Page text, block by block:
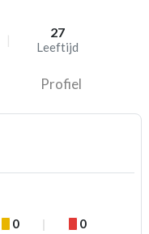
27
Leeftijd
Profiel
0 0